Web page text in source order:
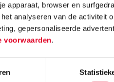
apparaat, browser en
analyseren van de activiteit
gepersonaliseerde
voorwaarden.
doen. Welk
materialen / boeken
heb ik nodig om
daarmee te starten?"
Lees meer